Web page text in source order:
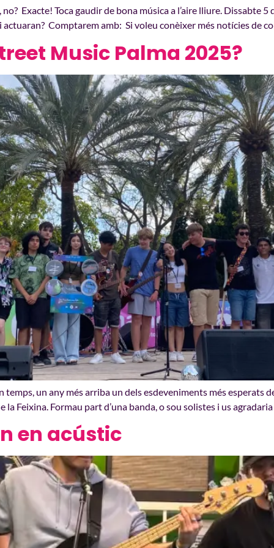
Exacte! Toca gaudir de bona música a l’aire lliure. Dissabte
actuaran? Comptarem amb: Si voleu conèixer més notícies de
Music Palma 2025?
temps, un any més arriba un dels esdeveniments més esperats
la Feixina. Formau part d’una banda, o sou solistes i us
en acústic